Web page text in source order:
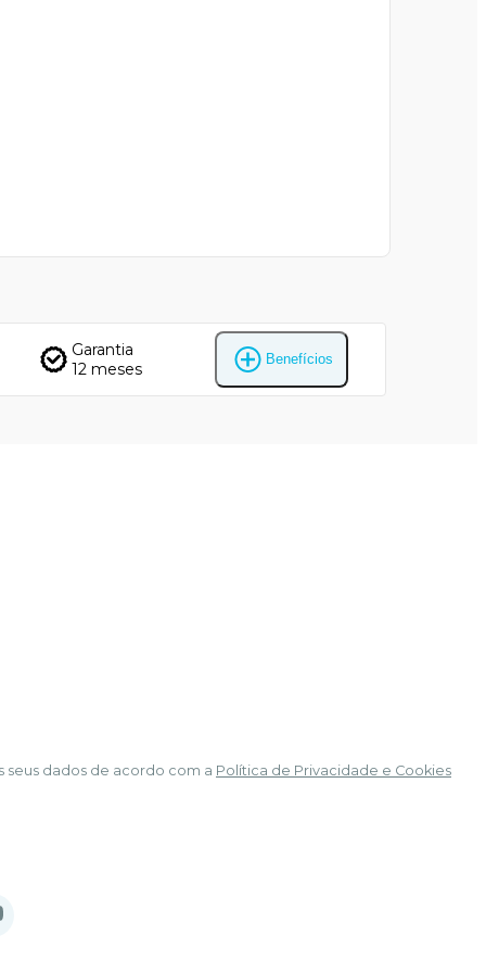
Garantia
12 meses
Benefícios
seus dados de acordo com a Política de Privacidade e Cookies